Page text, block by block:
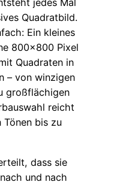
jedes Mal
Quadratbild.
Ein kleines
800×800 Pixel
Quadraten in
– von winzigen
großflächigen
reicht
bis zu
dass sie
und nach